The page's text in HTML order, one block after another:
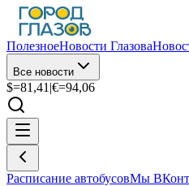
ПолезноеНовости Глазова
Все новости
$=81,41 |€=94,06
Расписание автобусовМы